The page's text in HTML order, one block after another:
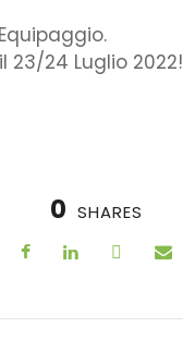
23/24 Luglio 2022!
0 SHARES